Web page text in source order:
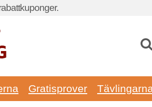
Gratisprover